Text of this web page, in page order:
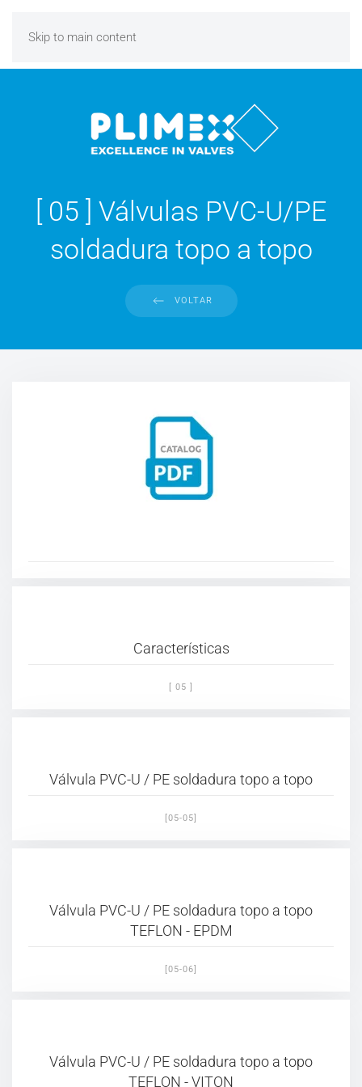
Skip to main content
[ 05 ] Válvulas PVC-U/PE
soldadura topo a topo
VOLTAR
Características
[ 05 ]
Válvula PVC-U / PE soldadura topo a topo
[05-05]
Válvula PVC-U / PE soldadura topo a topo
TEFLON - EPDM
[05-06]
Válvula PVC-U / PE soldadura topo a topo
TEFLON - VITON